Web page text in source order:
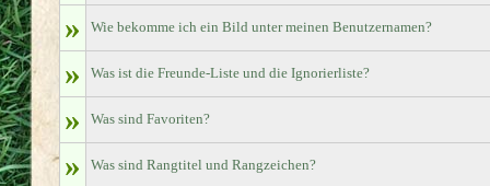
» Wie bekomme ich ein Bild unter meinen Benutzernamen?
» Was ist die Freunde-Liste und die Ignorierliste?
» Was sind Favoriten?
» Was sind Rangtitel und Rangzeichen?